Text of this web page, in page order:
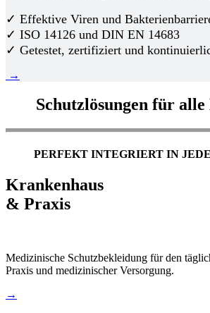
✓ Effektive Viren und
✓ ISO 14126 und DIN EN 14683
✓ Getestet, zertifiziert und
→
Schutzlösungen für
PERFEKT INTEGRIERT IN
Krankenhaus
& Praxis
Medizinische Schutzbekleidung für den
Praxis und medizinischer Versorgung.
→